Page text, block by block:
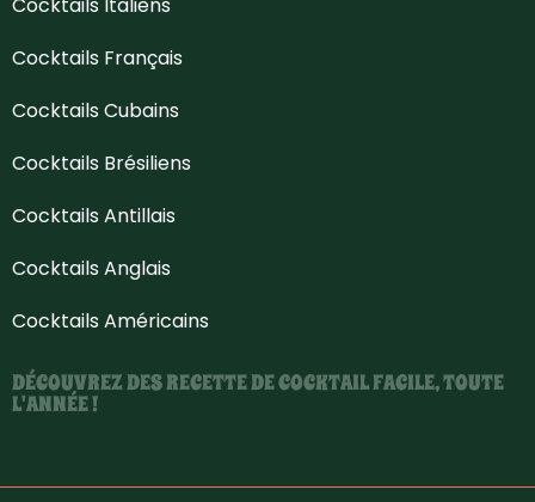
Cocktails Italiens
Cocktails Français
Cocktails Cubains
Cocktails Brésiliens
Cocktails Antillais
Cocktails Anglais
Cocktails Américains
DÉCOUVREZ DES RECETTE DE COCKTAIL FACILE, TOUTE
L'ANNÉE !